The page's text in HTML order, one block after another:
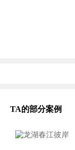
TA的部分案例